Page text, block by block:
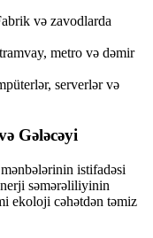
və zavodlarda
metro və dəmir
serverlər və
Gələcəyi
istifadəsi
səmərəliliyinin
ekoloji cəhətdən təmiz